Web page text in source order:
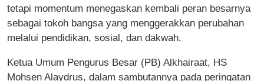
tetapi momentum menegaskan kembali peran besarnya
sebagai tokoh bangsa yang menggerakkan perubahan
melalui pendidikan, sosial, dan dakwah.
Ketua Umum Pengurus Besar (PB) Alkhairaat, HS
Mohsen Alaydrus, dalam sambutannya pada peringatan